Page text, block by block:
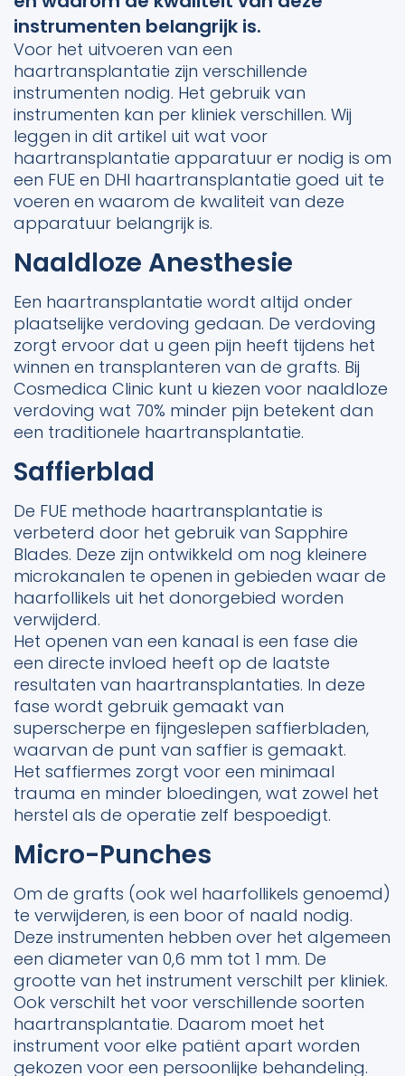
instrumenten belangrijk is.
Voor het uitvoeren van een
haartransplantatie zijn verschillende
instrumenten nodig. Het gebruik van
instrumenten kan per kliniek verschillen. Wij
leggen in dit artikel uit wat voor
haartransplantatie apparatuur er nodig is om
een FUE en DHI haartransplantatie goed uit te
voeren en waarom de kwaliteit van deze
apparatuur belangrijk is.
Naaldloze Anesthesie
Een haartransplantatie wordt altijd onder
plaatselijke verdoving gedaan. De verdoving
zorgt ervoor dat u geen pijn heeft tijdens het
winnen en transplanteren van de grafts. Bij
Cosmedica Clinic kunt u kiezen voor naaldloze
verdoving wat 70% minder pijn betekent dan
een traditionele haartransplantatie.
Saffierblad
De FUE methode haartransplantatie is
verbeterd door het gebruik van Sapphire
Blades. Deze zijn ontwikkeld om nog kleinere
microkanalen te openen in gebieden waar de
haarfollikels uit het donorgebied worden
verwijderd.
Het openen van een kanaal is een fase die
een directe invloed heeft op de laatste
resultaten van haartransplantaties. In deze
fase wordt gebruik gemaakt van
superscherpe en fijngeslepen saffierbladen,
waarvan de punt van saffier is gemaakt.
Het saffiermes zorgt voor een minimaal
trauma en minder bloedingen, wat zowel het
herstel als de operatie zelf bespoedigt.
Micro-Punches
Om de grafts (ook wel haarfollikels genoemd)
te verwijderen, is een boor of naald nodig.
Deze instrumenten hebben over het algemeen
een diameter van 0,6 mm tot 1 mm. De
grootte van het instrument verschilt per kliniek.
Ook verschilt het voor verschillende soorten
haartransplantatie. Daarom moet het
instrument voor elke patiënt apart worden
gekozen voor een persoonlijke behandeling.